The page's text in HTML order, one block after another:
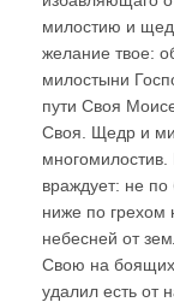
милостию и
желание твое:
милостыни
пути Своя
Своя. Щедр и
многомилостив.
враждует: не по
ниже по грехом
небесней от
Свою на
удалил есть от